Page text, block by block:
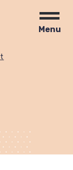
Menu